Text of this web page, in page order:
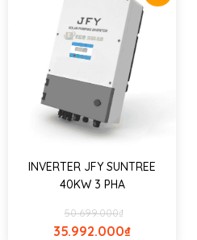
INVERTER JFY SUNTREE
40KW 3 PHA
₫
50.699.000
₫
35.992.000